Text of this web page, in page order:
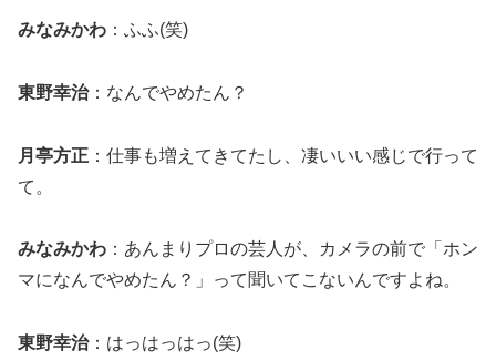
みなみかわ ：ふふ(笑)
東野幸治：なんでやめたん？
月亭方正 ：仕事も増えてきてたし、凄いいい感じで行って
て。
みなみかわ ：あんまりプロの芸人が、カメラの前で「ホン
マになんでやめたん？」って聞いてこないんですよね。
東野幸治：はっはっはっ(笑)